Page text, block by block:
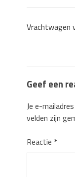
Vrachtwagen
Geef een
Je e-
velden zijn
Reactie *